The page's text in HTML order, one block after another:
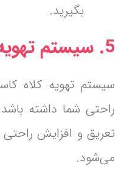
بگیرید.
5. سیستم تهویه کلاه کاسکت
سیستم تهویه کلاه
راحتی شما داشته
تعریق و افزایش
می‌شود.